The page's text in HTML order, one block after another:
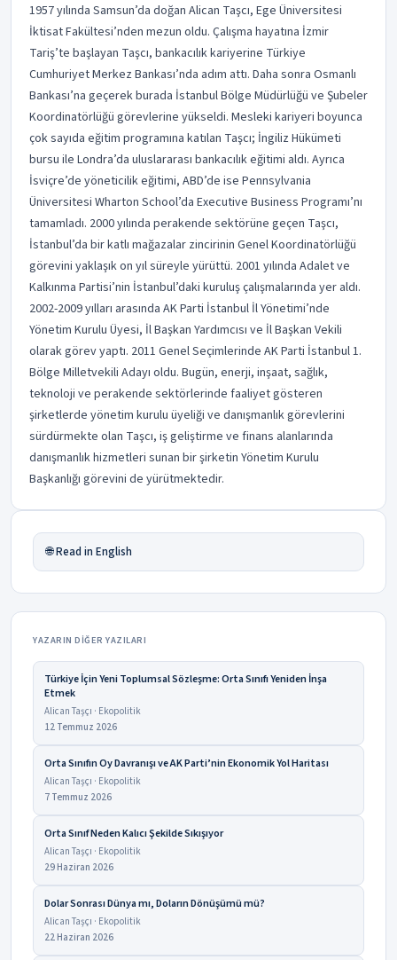
1957 yılında Samsun’da doğan Alican Taşcı, Ege Üniversitesi
İktisat Fakültesi’nden mezun oldu. Çalışma hayatına İzmir
Tariş’te başlayan Taşcı, bankacılık kariyerine Türkiye
Cumhuriyet Merkez Bankası’nda adım attı. Daha sonra Osmanlı
Bankası’na geçerek burada İstanbul Bölge Müdürlüğü ve Şubeler
Koordinatörlüğü görevlerine yükseldi. Mesleki kariyeri boyunca
çok sayıda eğitim programına katılan Taşcı; İngiliz Hükümeti
bursu ile Londra’da uluslararası bankacılık eğitimi aldı. Ayrıca
İsviçre’de yöneticilik eğitimi, ABD’de ise Pennsylvania
Üniversitesi Wharton School’da Executive Business Programı’nı
tamamladı. 2000 yılında perakende sektörüne geçen Taşcı,
İstanbul’da bir katlı mağazalar zincirinin Genel Koordinatörlüğü
görevini yaklaşık on yıl süreyle yürüttü. 2001 yılında Adalet ve
Kalkınma Partisi’nin İstanbul’daki kuruluş çalışmalarında yer aldı.
2002-2009 yılları arasında AK Parti İstanbul İl Yönetimi’nde
Yönetim Kurulu Üyesi, İl Başkan Yardımcısı ve İl Başkan Vekili
olarak görev yaptı. 2011 Genel Seçimlerinde AK Parti İstanbul 1.
Bölge Milletvekili Adayı oldu. Bugün, enerji, inşaat, sağlık,
teknoloji ve perakende sektörlerinde faaliyet gösteren
şirketlerde yönetim kurulu üyeliği ve danışmanlık görevlerini
sürdürmekte olan Taşcı, iş geliştirme ve finans alanlarında
danışmanlık hizmetleri sunan bir şirketin Yönetim Kurulu
Başkanlığı görevini de yürütmektedir.
🌐 Read in English
YAZARIN DIĞER YAZILARI
Türkiye İçin Yeni Toplumsal Sözleşme: Orta Sınıfı Yeniden İnşa
Etmek
Alican Taşçı · Ekopolitik
12 Temmuz 2026
Orta Sınıfın Oy Davranışı ve AK Parti’nin Ekonomik Yol Haritası
Alican Taşçı · Ekopolitik
7 Temmuz 2026
Orta Sınıf Neden Kalıcı Şekilde Sıkışıyor
Alican Taşçı · Ekopolitik
29 Haziran 2026
Dolar Sonrası Dünya mı, Doların Dönüşümü mü?
Alican Taşçı · Ekopolitik
22 Haziran 2026